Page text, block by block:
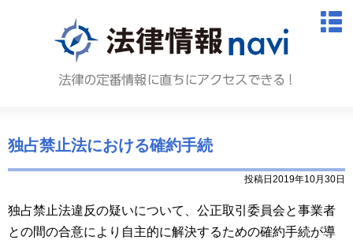
法律情
独占禁止法における確約手続
投稿日2019年10月30日
独占禁止法違反の疑いについて、公正取引委員会と事業者
との間の合意により自主的に解決するための確約手続が導